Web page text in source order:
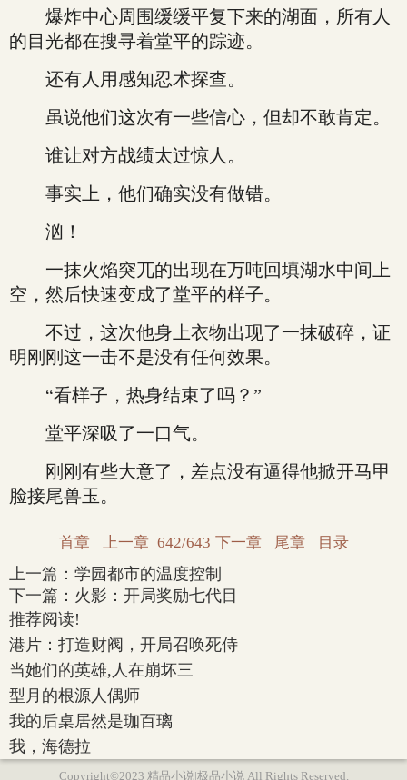
爆炸中心周围缓缓平复下来的湖面，所有人
的目光都在搜寻着堂平的踪迹。
还有人用感知忍术探查。
虽说他们这次有一些信心，但却不敢肯定。
谁让对方战绩太过惊人。
事实上，他们确实没有做错。
汹！
一抹火焰突兀的出现在万吨回填湖水中间上
空，然后快速变成了堂平的样子。
不过，这次他身上衣物出现了一抹破碎，证
明刚刚这一击不是没有任何效果。
“看样子，热身结束了吗？”
堂平深吸了一口气。
刚刚有些大意了，差点没有逼得他掀开马甲
脸接尾兽玉。
首章 上一章 642/643 下一章 尾章 目录
上一篇： 学园都市的温度控制
下一篇： 火影：开局奖励七代目
推荐阅读!
港片：打造财阀，开局召唤死侍
当她们的英雄,人在崩坏三
型月的根源人偶师
我的后桌居然是珈百璃
我，海德拉
Copyright©2023 精品小说|极品小说 All Rights Reserved.